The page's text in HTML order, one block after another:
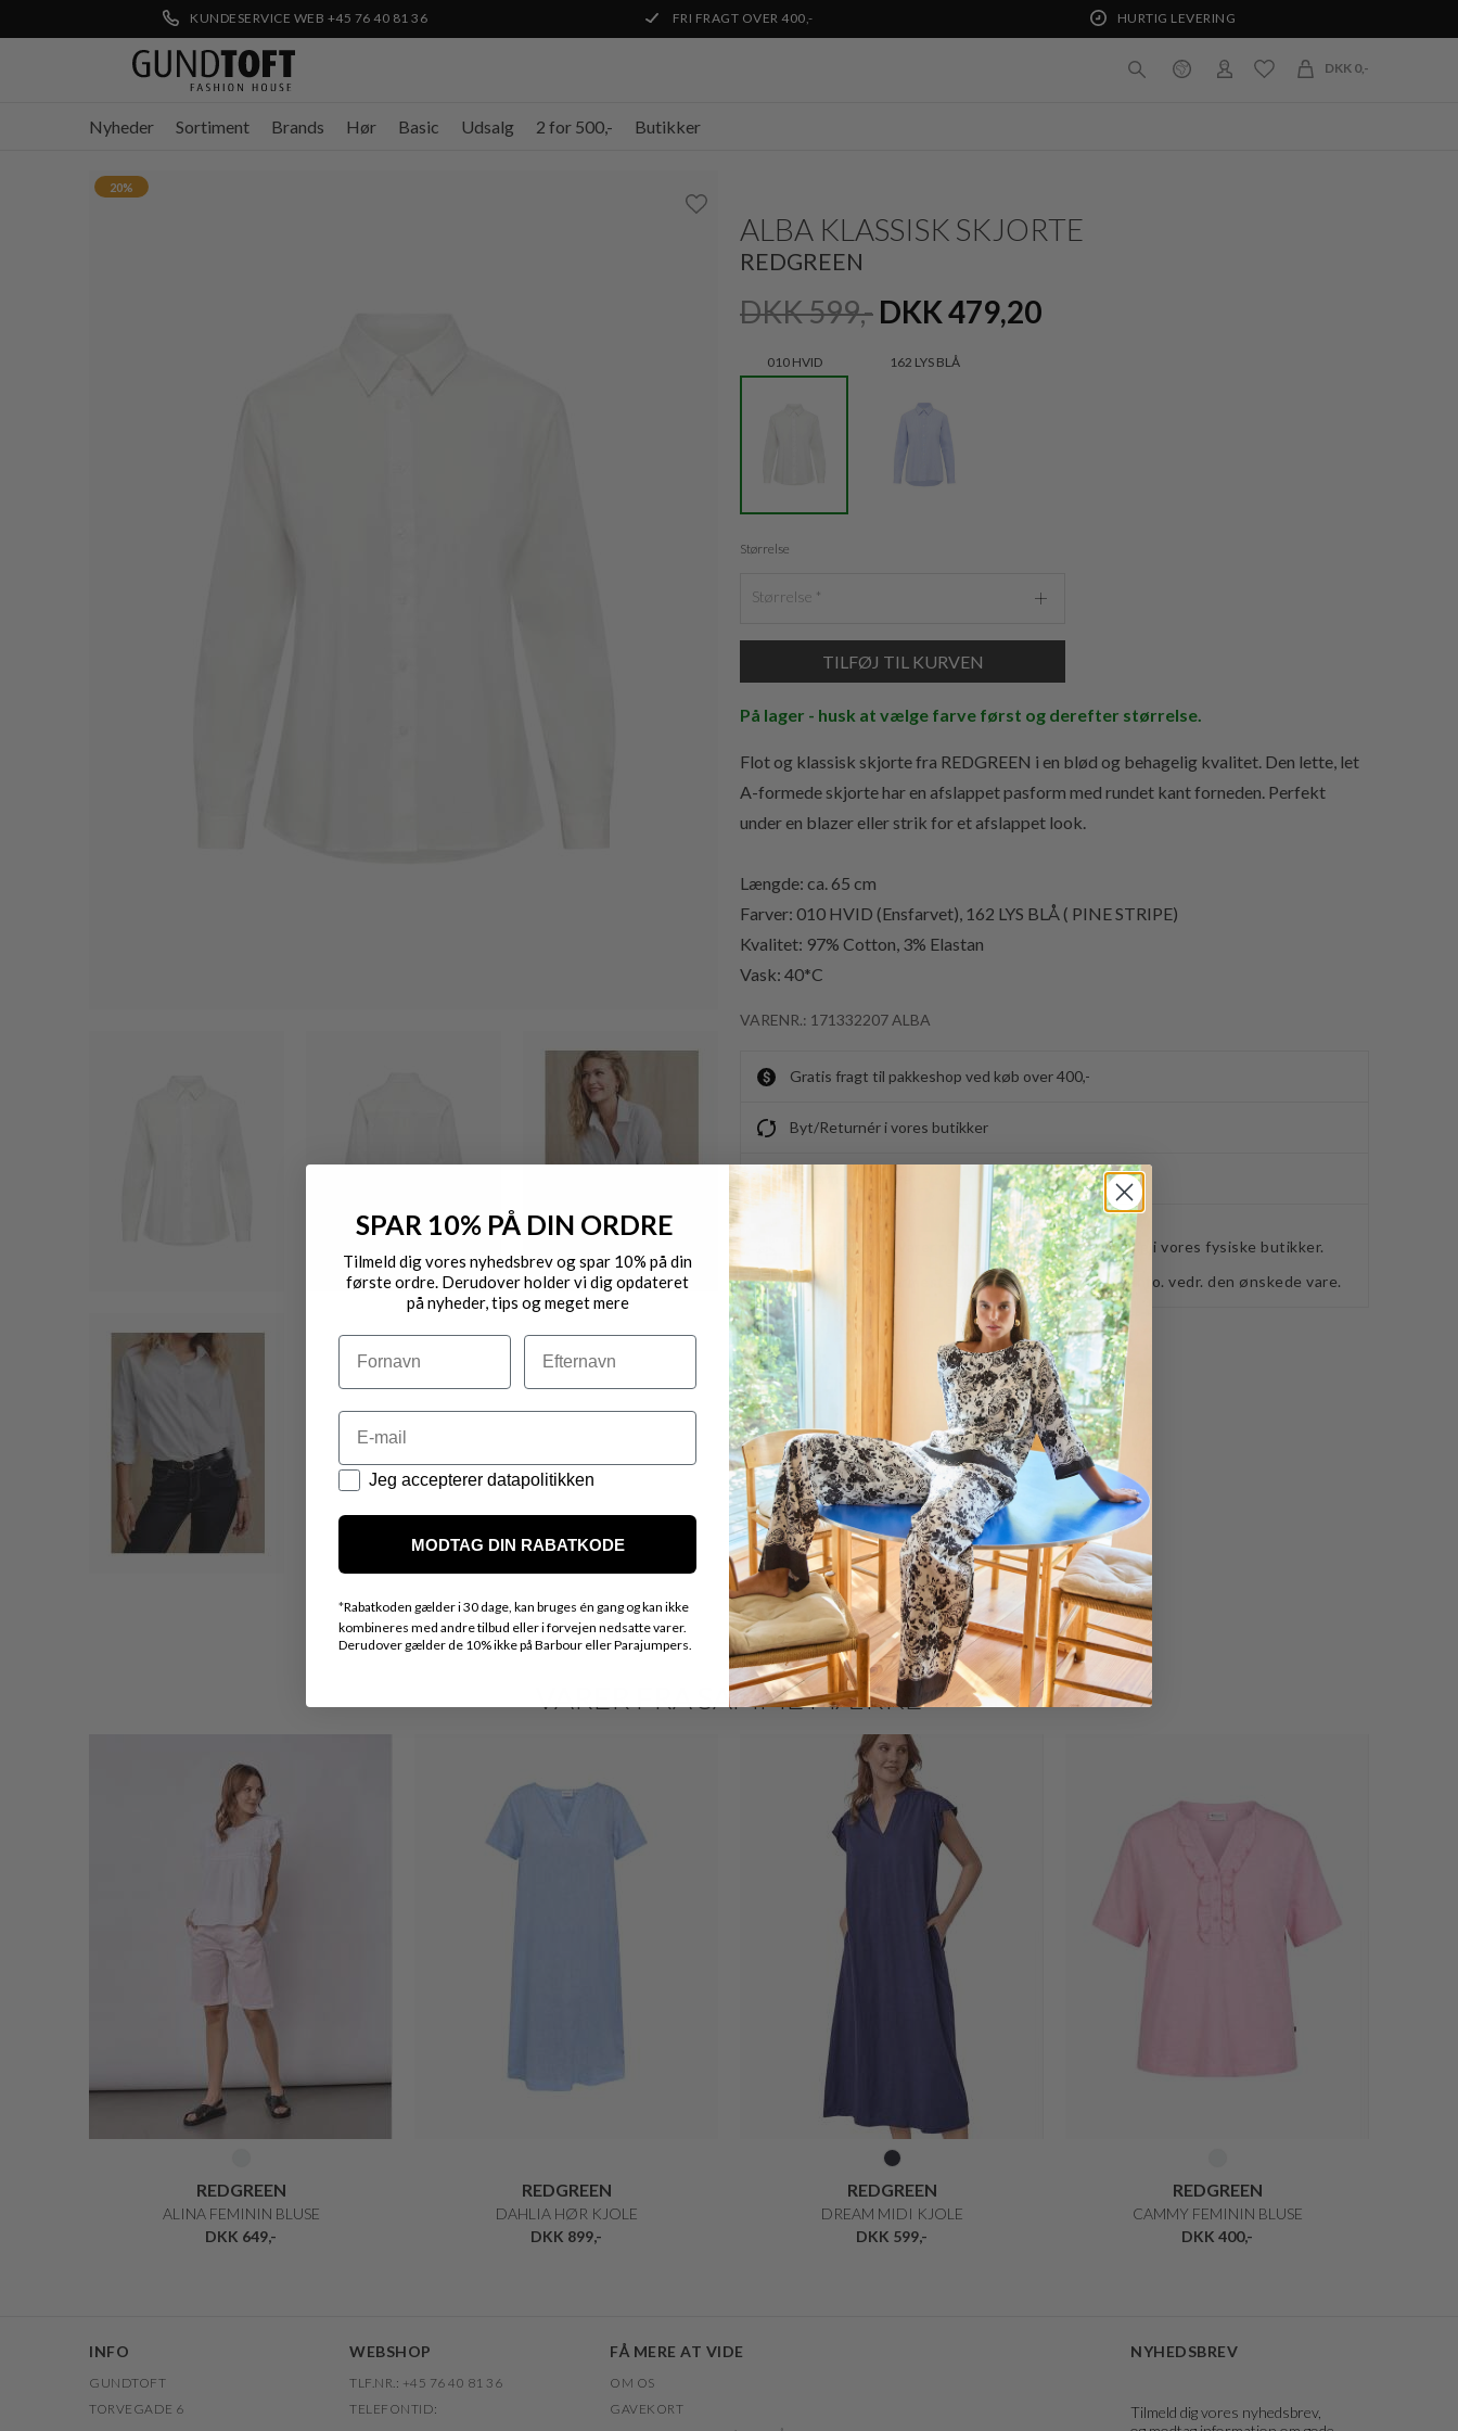
KUNDESERVICE WEB +45 76 40 81 36 FRI FRAGT OVER 400,- HURTIG LEVERING
DKK 0,-
Nyheder Sortiment Brands Hør Basic Udsalg 2 for 500,- Butikker
20%
ALBA KLASSISK SKJORTE
REDGREEN
DKK 599,- DKK 479,20
010 HVID 162 LYS BLÅ
Størrelse
Størrelse
På lager - husk at vælge farve først og derefter størrelse.
Flot og klassisk skjorte fra REDGREEN i en blød og behagelig kvalitet. Den lette, let
A-formede skjorte har en afslappet pasform med rundet kant forneden. Perfekt
under en blazer eller strik for et afslappet look.
Længde: ca. 65 cm
Farver: 010 HVID (Ensfarvet), 162 LYS BLÅ ( PINE STRIPE)
Kvalitet: 97% Cotton, 3% Elastan
Vask: 40*C
VARENR.: 171332207 ALBA
Gratis fragt til pakkeshop ved køb over 400,-
Byt/Returnér i vores butikker
Ikke alle vores varer på webshoppen, befinder sig i vores fysiske butikker.
Kontakt din nærmeste forretning for ydeligere info. vedr. den ønskede vare.
VARER FRA SAMME MÆRKE
REDGREEN
ALINA FEMININ BLUSE
DKK 649,-
REDGREEN
DAHLIA HØR KJOLE
DKK 899,-
REDGREEN
DREAM MIDI KJOLE
DKK 599,-
REDGREEN
CAMMY FEMININ BLUSE
DKK 400,-
INFO
GUNDTOFT
TORVEGADE 6
WEBSHOP
TLF.NR.: +45 76 40 81 36
TELEFONTID:
FÅ MERE AT VIDE
OM OS
GAVEKORT
NYHEDSBREV
Tilmeld dig vores nyhedsbrev,
SPAR 10% PÅ DIN ORDRE
Tilmeld dig vores nyhedsbrev og spar 10% på din
første ordre. Derudover holder vi dig opdateret
på nyheder, tips og meget mere
Navn Efternavn
Email
Datapolitik
Jeg accepterer datapolitikken
MODTAG DIN RABATKODE
*Rabatkoden gælder i 30 dage, kan bruges én gang og kan ikke
kombineres med andre tilbud eller i forvejen nedsatte varer.
Derudover gælder de 10% ikke på Barbour eller Parajumpers.